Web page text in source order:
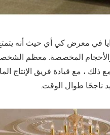
في معرض كي أي حيث أنه
والأحجام المخصصة. معظم
ذلك ، مع قيادة فريق الإنتاج
ناجحًا طوال الوقت.